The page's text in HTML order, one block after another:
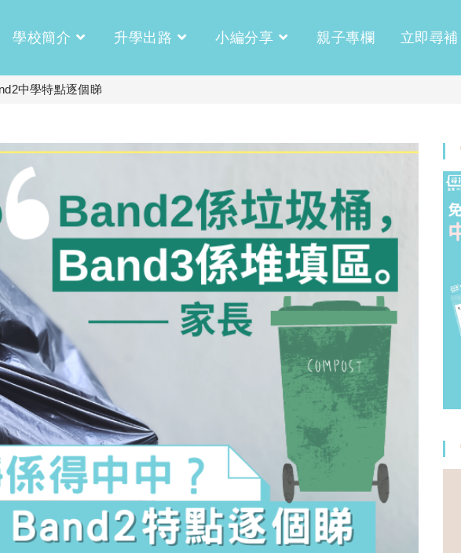
學校簡介 升學出路 小編分享 親子專欄 立即尋補
中學特點逐個睇